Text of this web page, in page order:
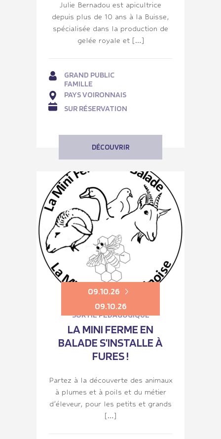
Julie Bernadou est apicultrice
depuis plus de 10 ans à la Buisse,
spécialisée dans la production de
gelée royale et […]
GRAND PUBLIC
FAMILLE
PAYS VOIRONNAIS
SUR RÉSERVATION
DÉCOUVRIR
09.10.26
09.10.26
SORTIE PÉDAGOGIQUE
LA MINI FERME EN
BALADE S’INSTALLE À
FURES !
Partez à la découverte des animaux
à plumes et à poils et du métier
d’éleveur, pour les petits et grands
[…]